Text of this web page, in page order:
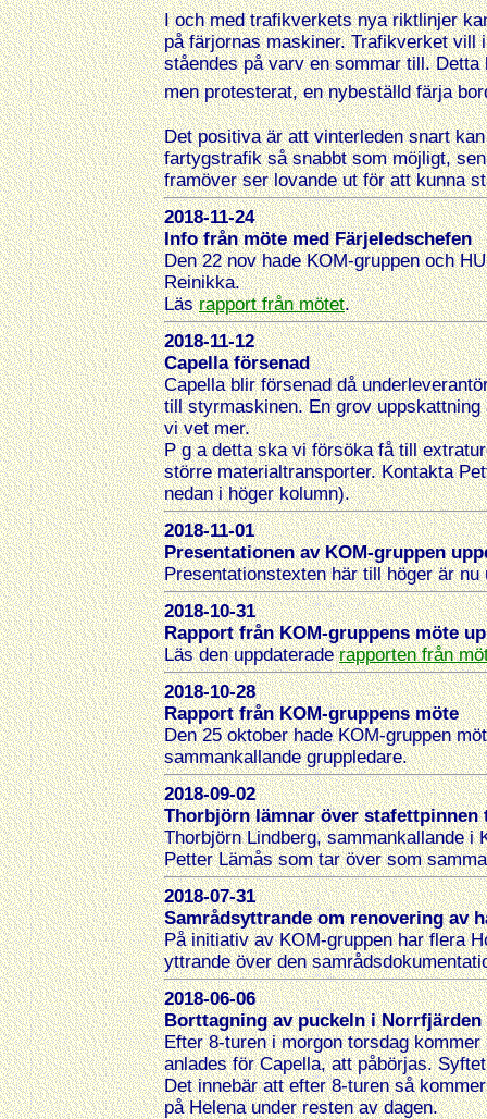
I och med trafikverkets nya riktlinjer
på färjornas maskiner. Trafikverket
ståendes på varv en sommar till.
men protesterat, en nybeställd färja
Det positiva är att vinterleden snart
fartygstrafik så snabbt som möjligt,
framöver ser lovande ut för att kunna
2018-11-24
Info från möte med Färjeledschefen
Den 22 nov hade KOM-gruppen och
Reinikka.
Läsrapport från mötet.
2018-11-12
Capella försenad
Capella blir försenad då
till styrmaskinen. En grov
vi vet mer.
P g a detta ska vi försöka få till
större materialtransporter. Kontakta
nedan i höger kolumn).
2018-11-01
Presentationen av KOM-gruppen
Presentationstexten här till höger är
2018-10-31
Rapport från KOM-gruppens möte
Läs den uppdateraderapporten från
2018-10-28
Rapport från KOM-gruppens möte
Den 25 oktober hade KOM-gruppen
sammankallande gruppledare.
2018-09-02
Thorbjörn lämnar över stafettpinnen
Thorbjörn Lindberg, sammankallande i
Petter Lämås som tar över som
2018-07-31
Samrådsyttrande om renovering av
På initiativ av KOM-gruppen har flera
yttrande över den
2018-06-06
Borttagning av puckeln i Norrfjärden
Efter 8-turen i morgon torsdag
anlades för Capella, att påbörjas.
Det innebär att efter 8-turen så
på Helena under resten av dagen.